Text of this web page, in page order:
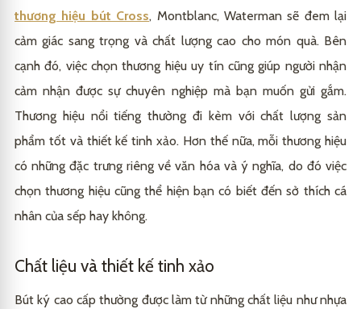
thương hiệu bút Cross, Montblanc, Waterman sẽ đem lại
cảm giác sang trọng và chất lượng cao cho món quà. Bên
cạnh đó, việc chọn thương hiệu uy tín cũng giúp người nhận
cảm nhận được sự chuyên nghiệp mà bạn muốn gửi gắm.
Thương hiệu nổi tiếng thường đi kèm với chất lượng sản
phẩm tốt và thiết kế tinh xảo. Hơn thế nữa, mỗi thương hiệu
có những đặc trưng riêng về văn hóa và ý nghĩa, do đó việc
chọn thương hiệu cũng thể hiện bạn có biết đến sở thích cá
nhân của sếp hay không.
Chất liệu và thiết kế tinh xảo
Bút ký cao cấp thường được làm từ những chất liệu như nhựa